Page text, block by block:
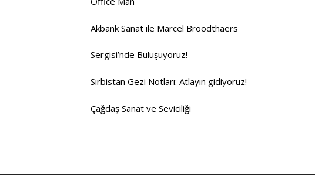
Akbank Sanat ile Marcel Broodthaers
Sergisi’nde Buluşuyoruz!
Sırbistan Gezi Notları: Atlayın gidiyoruz!
Çağdaş Sanat ve Seviciliği